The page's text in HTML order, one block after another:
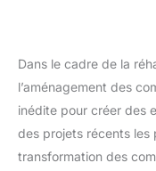
Dans le cadre de la
l’aménagement des
inédite pour créer des
des projets récents les
transformation des